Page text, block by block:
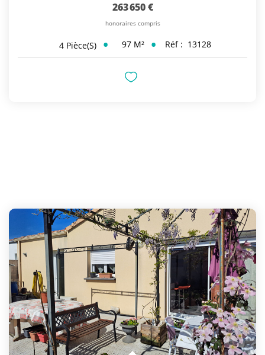
263 650 €
honoraires compris
4 Pièce(s) 97 M² Réf : 13128